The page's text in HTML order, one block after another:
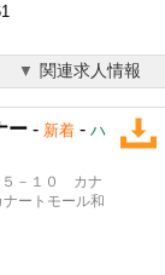
関連求人情報
ー - 新着 - ハ
５－１０ カナ
ートモール和